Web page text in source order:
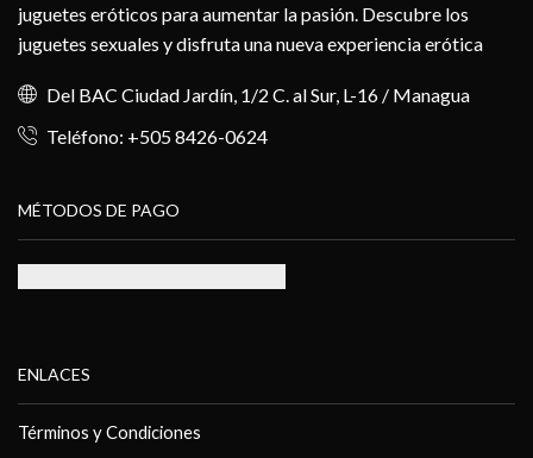
juguetes eróticos para aumentar la pasión. Descubre los
juguetes sexuales y disfruta una nueva experiencia erótica
Del BAC Ciudad Jardín, 1/2 C. al Sur, L-16 / Managua
Teléfono: +505 8426-0624
MÉTODOS DE PAGO
ENLACES
Términos y Condiciones